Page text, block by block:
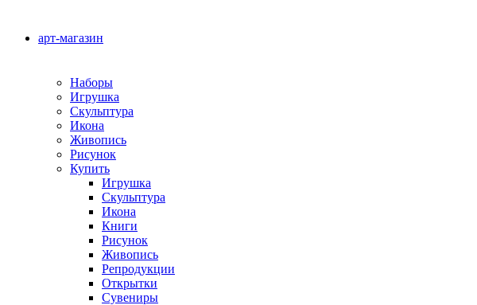
арт-магазин
Наборы
Игрушка
Скульптура
Икона
Живопись
Рисунок
Купить
Игрушка
Скульптура
Икона
Книги
Рисунок
Живопись
Репродукции
Открытки
Сувениры